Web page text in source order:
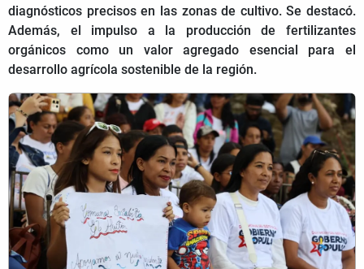
diagnósticos precisos en las zonas de cultivo. Se destacó.
Además, el impulso a la producción de fertilizantes
orgánicos como un valor agregado esencial para el
desarrollo agrícola sostenible de la región.